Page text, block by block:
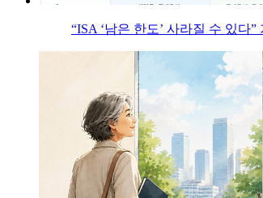
“ISA ‘남은 한도’ 사라질 수 있다